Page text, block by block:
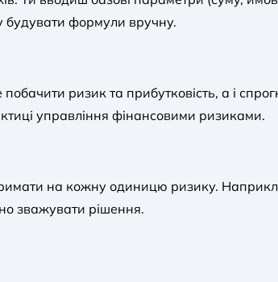
будувати формули вручну.
ризик та прибутковість, а і
управління фінансовими ризиками.
на кожну одиницю ризику.
зважувати рішення.